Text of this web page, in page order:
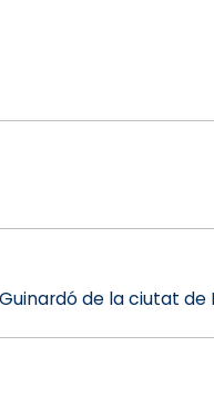
de la ciutat de